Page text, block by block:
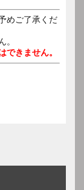
めご了承くだ
。
できません。